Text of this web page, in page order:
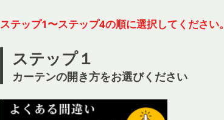
ステップ1〜ステップ4の順に選択してください。
ステップ１
カーテンの開き方をお選びください